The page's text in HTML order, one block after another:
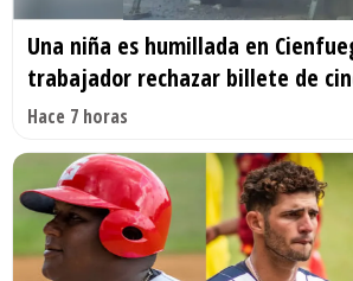
Una niña es humillada en
trabajador rechazar billete de
Hace 7 horas